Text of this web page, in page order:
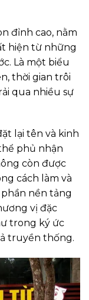
đỉnh cao, nằm
hiện từ những
Là một biểu
thời gian trôi
qua nhiều sự
lại tên và kinh
phủ nhận
còn được
cách làm và
nền tảng
vị đặc
trong ký ức
truyền thống.